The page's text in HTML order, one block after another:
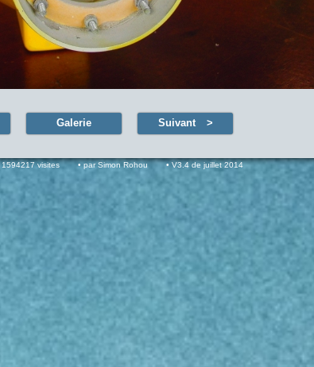
Galerie Suivant
1594217 visites par Simon Rohou V3.4 de juillet 2014